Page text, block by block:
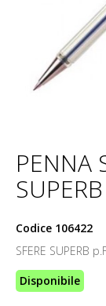
PENNA
Codice 106422
SFERE SUPERB
Disponibile